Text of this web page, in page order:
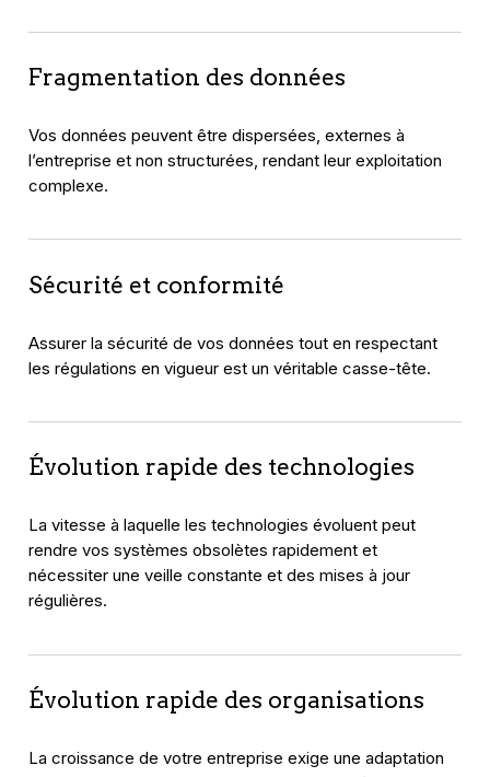
Fragmentation des données
Vos données peuvent être dispersées, externes à
l’entreprise et non structurées, rendant leur exploitation
complexe.
Sécurité et conformité
Assurer la sécurité de vos données tout en respectant
les régulations en vigueur est un véritable casse-tête.
Évolution rapide des technologies
La vitesse à laquelle les technologies évoluent peut
rendre vos systèmes obsolètes rapidement et
nécessiter une veille constante et des mises à jour
régulières.
Évolution rapide des organisations
La croissance de votre entreprise exige une adaptation